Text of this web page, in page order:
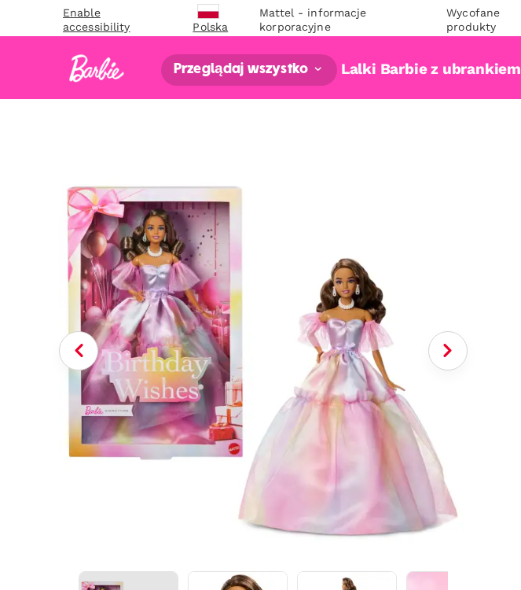
Enable
accessibility
Polska
Mattel - informacje
korporacyjne
Wycofane
produkty
Przeglądaj wszystko Lalki Barbie z ubrankiem